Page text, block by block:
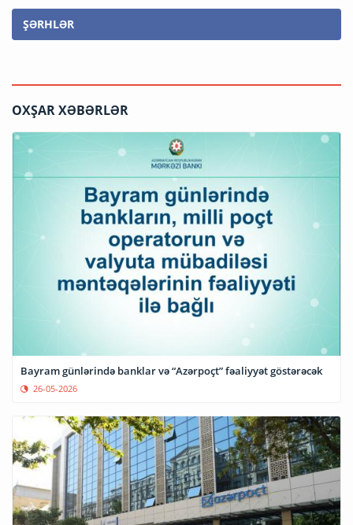
ŞƏRHLƏR
OXŞAR XƏBƏRLƏR
Bayram günlərində banklar və “Azərpoçt” fəaliyyət göstərəcək
26-05-2026